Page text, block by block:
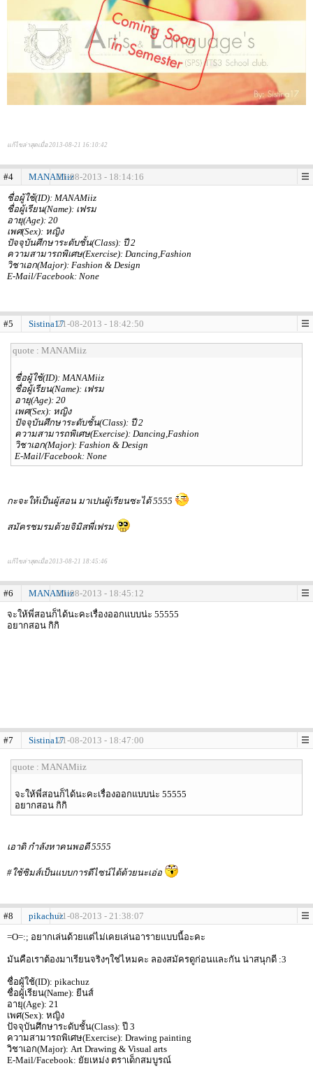
แก้ไขล่าสุดเมื่อ 2013-08-21 16:10:42
#4 MANAMiiz21-08-2013 - 18:14:16
ชื่อผู้ใช้(ID): MANAMiiz
ชื่อผู้เรียน(Name): เฟรม
อายุ(Age): 20
เพศ(Sex): หญิง
ปัจจุบันศึกษาระดับชั้น(Class): ปี 2
ความสามารถพิเศษ(Exercise): Dancing,Fashion
วิชาเอก(Major): Fashion & Design
E-Mail/Facebook: None
#5 Sistina1721-08-2013 - 18:42:50
quote : MANAMiiz
ชื่อผู้ใช้(ID): MANAMiiz
ชื่อผู้เรียน(Name): เฟรม
อายุ(Age): 20
เพศ(Sex): หญิง
ปัจจุบันศึกษาระดับชั้น(Class): ปี 2
ความสามารถพิเศษ(Exercise): Dancing,Fashion
วิชาเอก(Major): Fashion & Design
E-Mail/Facebook: None
กะจะให้เป็นผู้สอน มาเปนผู้เรียนซะได้ 5555
สมัครชมรมด้วยจิมิสพี่เฟรม
แก้ไขล่าสุดเมื่อ 2013-08-21 18:45:46
#6 MANAMiiz21-08-2013 - 18:45:12
จะให้พี่สอนก็ได้นะคะเรื่องออกแบบน่ะ 55555
อยากสอน กิกิ
#7 Sistina1721-08-2013 - 18:47:00
quote : MANAMiiz
จะให้พี่สอนก็ได้นะคะเรื่องออกแบบน่ะ 55555
อยากสอน กิกิ
เอาดิ กำลังหาคนพอดี 5555
#ใช้ซิมส์เป็นแบบการดีไซน์ได้ด้วยนะเอ่อ
#8 pikachuz21-08-2013 - 21:38:07
=O=:; อยากเล่นด้วยแต่ไม่เคยเล่นอารายแบบนี้อะคะ
มันคือเราต้องมาเรียนจริงๆใช่ไหมคะ ลองสมัครดูก่อนและกัน น่าสนุกดี :3
ชื่อผู้ใช้(ID): pikachuz
ชื่อผู้เรียน(Name): ยีนส์
อายุ(Age): 21
เพศ(Sex): หญิง
ปัจจุบันศึกษาระดับชั้น(Class): ปี 3
ความสามารถพิเศษ(Exercise): Drawing painting
วิชาเอก(Major): Art Drawing & Visual arts
E-Mail/Facebook: ยัยเหม่ง ตราเด็กสมบูรณ์